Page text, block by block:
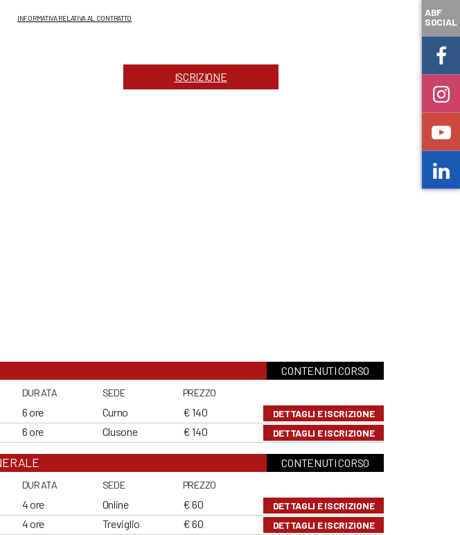
INFORMATIVA RELATIVA AL CONTRATTO
ISCRIZIONE
CONTENUTI CORSO
DURATA SEDE PREZZO
6 ore Curno € 140 DETTAGLI E ISCRIZIONE
6 ore Clusone € 140 DETTAGLI E ISCRIZIONE
CONTENUTI CORSO
DURATA SEDE PREZZO
4 ore Online € 60 DETTAGLI E ISCRIZIONE
4 ore Treviglio € 60 DETTAGLI E ISCRIZIONE
ABF
SOCIAL